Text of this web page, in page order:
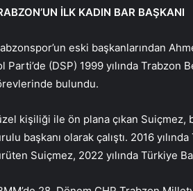
İLK KADIN BAR BAŞKANI
eski başkanlarından
Parti’de (DSP) 1999 yılında
bulundu.
kişiliği ile ön plana çıkan Suiçmez,
başkanı olarak çalıştı. 2016
Suiçmez, 2022 yılında Türkiye